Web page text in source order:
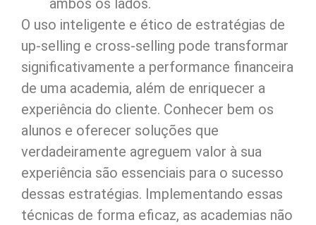
ambos os lados.
O uso inteligente e ético de estratégias de
up-selling e cross-selling pode transformar
significativamente a performance financeira
de uma academia, além de enriquecer a
experiência do cliente. Conhecer bem os
alunos e oferecer soluções que
verdadeiramente agreguem valor à sua
experiência são essenciais para o sucesso
dessas estratégias. Implementando essas
técnicas de forma eficaz, as academias não